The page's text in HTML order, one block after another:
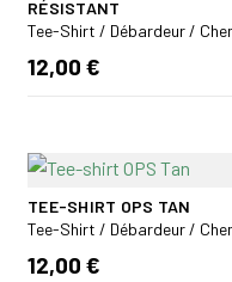
RÉSISTANT
Tee-Shirt / Débardeur /
12,00 €
TEE-SHIRT OPS TAN
Tee-Shirt / Débardeur /
12,00 €